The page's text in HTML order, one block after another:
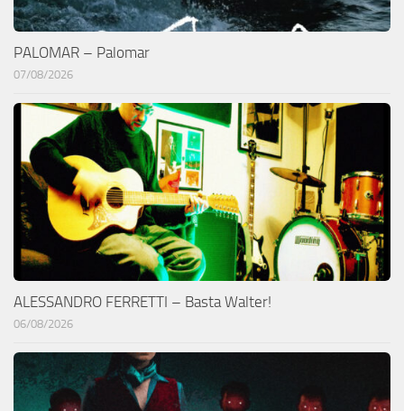
PALOMAR – Palomar
07/08/2026
ALESSANDRO FERRETTI – Basta Walter!
06/08/2026